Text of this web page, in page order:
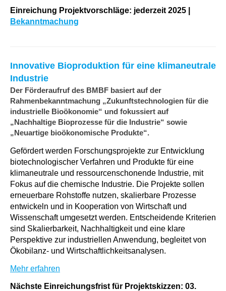
Einreichung Projektvorschläge: jederzeit 2025 |
Bekanntmachung
Innovative Bioproduktion für eine klimaneutrale
Industrie
Der Förderaufruf des BMBF basiert auf der
Rahmenbekanntmachung „Zukunftstechnologien für die
industrielle Bioökonomie“ und fokussiert auf
„Nachhaltige Bioprozesse für die Industrie“ sowie
„Neuartige bioökonomische Produkte“.
Gefördert werden Forschungsprojekte zur Entwicklung
biotechnologischer Verfahren und Produkte für eine
klimaneutrale und ressourcenschonende Industrie, mit
Fokus auf die chemische Industrie. Die Projekte sollen
erneuerbare Rohstoffe nutzen, skalierbare Prozesse
entwickeln und in Kooperation von Wirtschaft und
Wissenschaft umgesetzt werden. Entscheidende Kriterien
sind Skalierbarkeit, Nachhaltigkeit und eine klare
Perspektive zur industriellen Anwendung, begleitet von
Ökobilanz- und Wirtschaftlichkeitsanalysen.
Mehr erfahren
Nächste Einreichungsfrist für Projektskizzen: 03.